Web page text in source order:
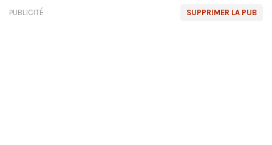
SUPPRIMER LA PUB
PUBLICITÉ